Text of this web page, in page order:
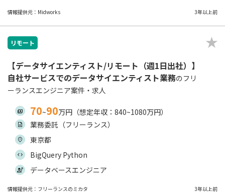
情報提供元：Midworks 3年以上前
リモート
【データサイエンティスト/リモート（週1日出社）】
自社サービスでのデータサイエンティスト業務のフリ
ーランスエンジニア案件・求人
70~90万円（想定年収：840~1080万円）
業務委託（フリーランス）
東京都
BigQuery Python
データベースエンジニア
情報提供元：フリーランスのミカタ 3年以上前